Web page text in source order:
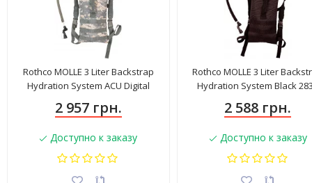
Rothco MOLLE 3 Liter Backstrap
Hydration System ACU Digital
2 957 грн.
Доступно к заказу
Rothco MOLLE 3 Liter
Hydration System Black
2 588 грн.
Доступно к заказу